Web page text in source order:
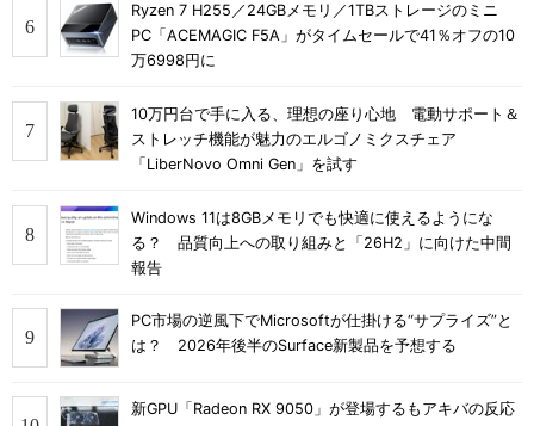
Ryzen 7 H255／24GBメモリ／1TBストレージのミニ
PC「ACEMAGIC F5A」がタイムセールで41％オフの10
万6998円に
10万円台で手に入る、理想の座り心地 電動サポート＆
ストレッチ機能が魅力のエルゴノミクスチェア
「LiberNovo Omni Gen」を試す
Windows 11は8GBメモリでも快適に使えるようにな
る？ 品質向上への取り組みと「26H2」に向けた中間
報告
PC市場の逆風下でMicrosoftが仕掛ける“サプライズ”と
は？ 2026年後半のSurface新製品を予想する
新GPU「Radeon RX 9050」が登場するもアキバの反応